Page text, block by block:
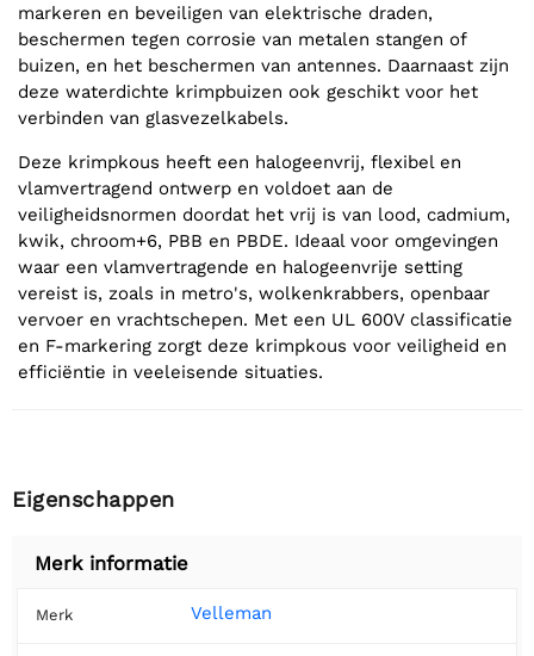
markeren en beveiligen van elektrische draden,
beschermen tegen corrosie van metalen stangen of
buizen, en het beschermen van antennes. Daarnaast zijn
deze waterdichte krimpbuizen ook geschikt voor het
verbinden van glasvezelkabels.
Deze krimpkous heeft een halogeenvrij, flexibel en
vlamvertragend ontwerp en voldoet aan de
veiligheidsnormen doordat het vrij is van lood, cadmium,
kwik, chroom+6, PBB en PBDE. Ideaal voor omgevingen
waar een vlamvertragende en halogeenvrije setting
vereist is, zoals in metro's, wolkenkrabbers, openbaar
vervoer en vrachtschepen. Met een UL 600V classificatie
en F-markering zorgt deze krimpkous voor veiligheid en
efficiëntie in veeleisende situaties.
Eigenschappen
Merk informatie
Merk Velleman